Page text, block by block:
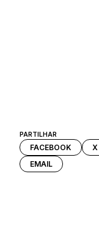
PARTILHAR
FACEBOOK X
EMAIL